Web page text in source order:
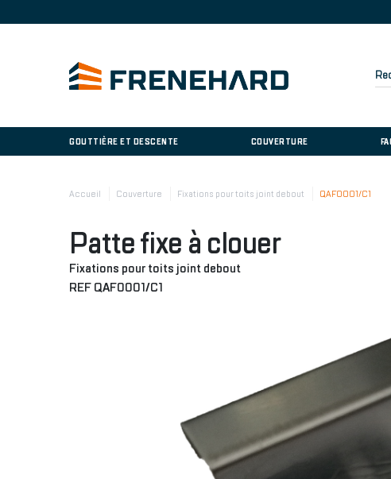
GOUTTIÈRE ET DESCENTE COUVERTURE
Accueil Couverture Fixations pour toits joint debout QAF0001/C1
Patte fixe à clouer
Fixations pour toits joint debout
REF QAF0001/C1